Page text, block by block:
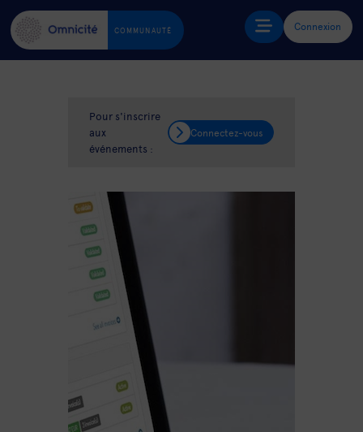
COMMUNAUTÉ Connexion
Pour s'inscrire
aux
événements :
Connectez-vous